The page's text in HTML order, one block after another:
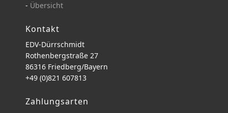
- Übersicht
Kontakt
EDV-Dürrschmidt
Rothenbergstraße 27
86316 Friedberg/Bayern
+49 (0)821 607813
Zahlungsarten